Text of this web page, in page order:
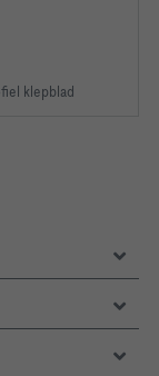
klepblad